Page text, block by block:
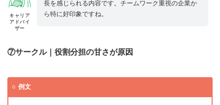
キャリア
アドバイ
ザー
長を感じられる内容です。チームワーク重視の企業か
ら特に好印象ですね。
⑦サークル｜役割分担の甘さが原因
例文